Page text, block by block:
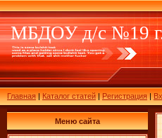
МБДОУ д/с №19
Главная|Каталог статей|Регистрация|
Меню сайта